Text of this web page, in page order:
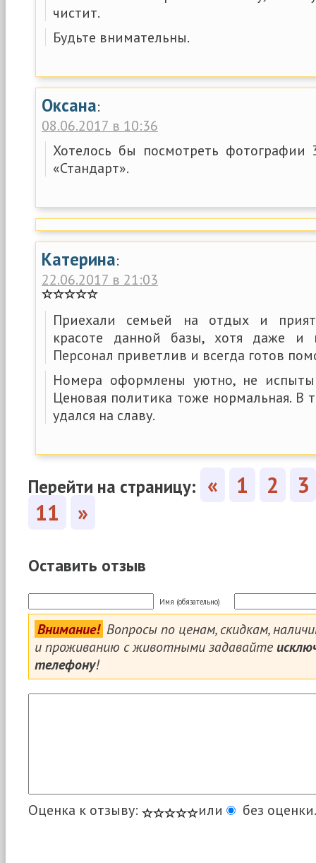
чистит.
Будьте внимательны.
Оксана:
08.06.2017 в 10:36
Хотелось бы посмотреть фотографии
«Стандарт».
Катерина:
22.06.2017 в 21:03
Приехали семьей на отдых и
красоте данной базы, хотя даже и
Персонал приветлив и всегда готов
Номера оформлены уютно, не
Ценовая политика тоже нормальная. В
удался на славу.
Перейти на страницу: « 1 2
3
11
»
Оставить отзыв
Имя (обязательно)
Внимание! Вопросы по ценам, скидкам,
и проживанию с животными задавайте
телефону!
Оценка к отзыву: или без оценки.